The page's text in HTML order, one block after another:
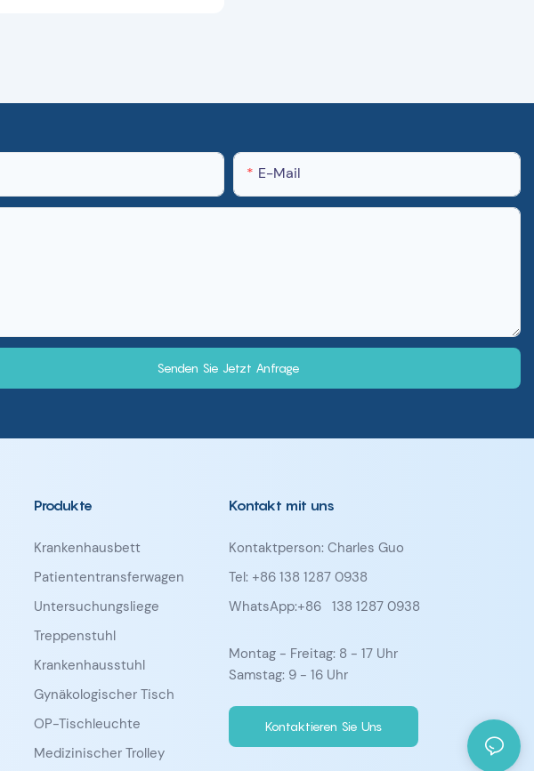
E-Mail
Senden Sie Jetzt Anfrage
Produkte
Krankenhausbett
Patiententransferwagen
Untersuchungsliege
Treppenstuhl
Krankenhausstuhl
Gynäkologischer Tisch
OP-Tischleuchte
Medizinischer Trolley
Kontakt mit uns
Kontaktperson: Charles Guo
Tel: +86 138 1287 0938
WhatsApp:+86 138 1287 0938
Montag - Freitag: 8 - 17 Uhr
Samstag: 9 - 16 Uhr
Kontaktieren Sie Uns